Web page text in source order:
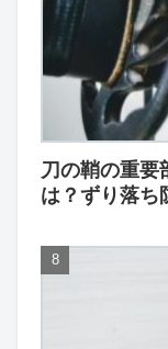
刀の鞘の重要
は？ずり落ち